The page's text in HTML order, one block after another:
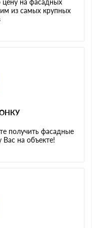
из самых крупных
получить фасадные
Вас на объекте!